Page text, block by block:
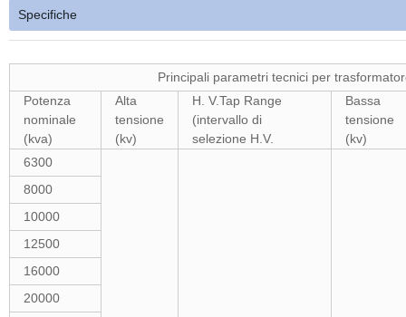
Specifiche
Principali parametri tecnici per trasformatore di
Potenza
nominale
(kva)
Alta
tensione
(kv)
H. V.Tap Range
(intervallo di
selezione H.V.
Bassa
tensione
(kv)
6300
8000
10000
12500
16000
20000